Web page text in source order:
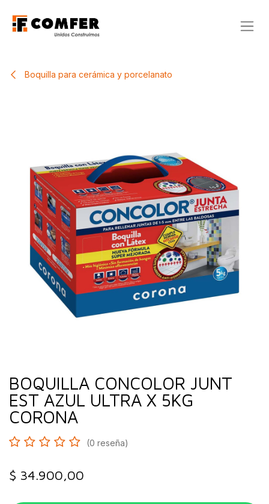
Boquilla para cerámica y porcelanato
BOQUILLA CONCOLOR JUNT
EST AZUL ULTRA X 5KG
CORONA
(0 reseña)
$ 34.900,00